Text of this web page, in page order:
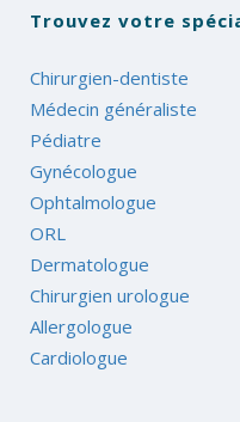
Trouvez votre
Chirurgien-dentiste
Médecin généraliste
Pédiatre
Gynécologue
Ophtalmologue
ORL
Dermatologue
Chirurgien urologue
Allergologue
Cardiologue